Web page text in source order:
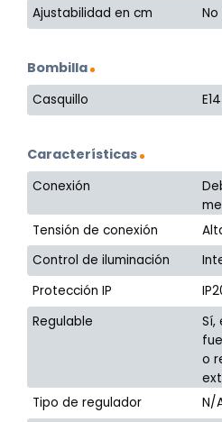
Ajustabilidad en cm No
Bombilla
Casquillo
Características
Conexión
Tensión de conexión
Control de iluminación
Protección IP
Regulable
Sí,
o
Tipo de regulador
N/